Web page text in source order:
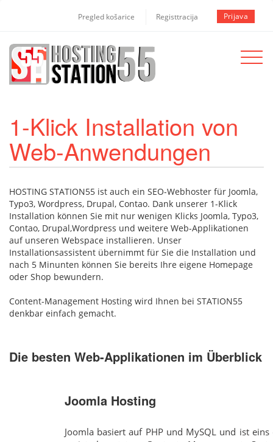
Pregled košarice Registtracija Prijava
Toggle
1-Klick Installation von
Web-Anwendungen
HOSTING STATION55 ist auch ein SEO-Webhoster für Joomla,
Typo3, Wordpress, Drupal, Contao. Dank unserer 1-Klick
Installation können Sie mit nur wenigen Klicks Joomla, Typo3,
Contao, Drupal,Wordpress und weitere Web-Applikationen
auf unseren Webspace installieren. Unser
Installationsassistent übernimmt für Sie die Installation und
nach 5 Minunten können Sie bereits Ihre eigene Homepage
oder Shop bewundern.
Content-Management Hosting wird Ihnen bei STATION55
denkbar einfach gemacht.
Die besten Web-Applikationen im Überblick
Joomla Hosting
Joomla basiert auf PHP und MySQL und ist eins